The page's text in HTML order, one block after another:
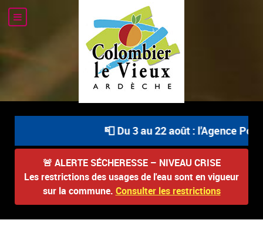
📮 Du 3 au 22 août : l'Agence
🚨 ALERTE SÉCHERESSE – NIVEAU CRISE
Les restrictions des usages de l'eau sont en vigueur
sur la commune. Consulter les restrictions